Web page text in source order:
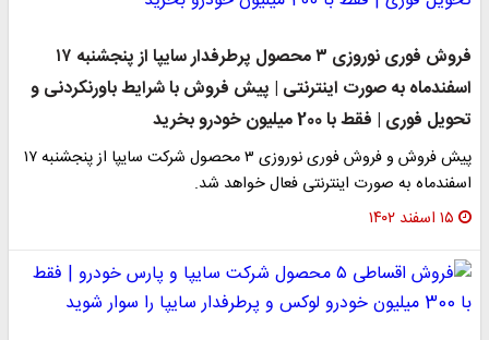
فروش فوری نوروزی ۳ محصول پرطرفدار سایپا از پنجشنبه ۱۷
اسفندماه به صورت اینترنتی | پیش فروش با شرایط باورنکردنی و
تحویل فوری | فقط با 200 میلیون خودرو بخرید
پیش فروش و فروش فوری نوروزی ۳ محصول شرکت سایپا از پنجشنبه ۱۷
اسفندماه به صورت اینترنتی فعال خواهد شد.
۱۵ اسفند ۱۴۰۲